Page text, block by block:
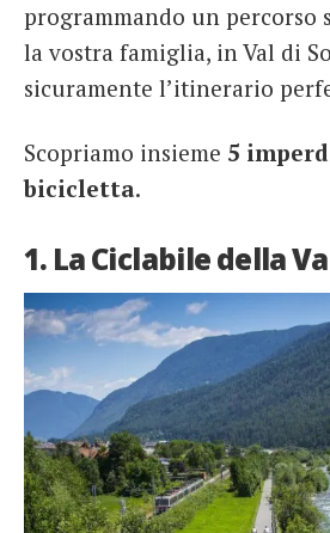
programmando un percorso
la vostra famiglia, in Val di
sicuramente l’itinerario
Scopriamo insieme 5
bicicletta.
1. La Ciclabile della